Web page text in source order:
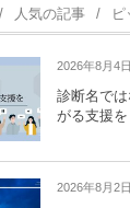
人気の記事
2026年8月4日
診断名で
がる支援を
2026年8月2日